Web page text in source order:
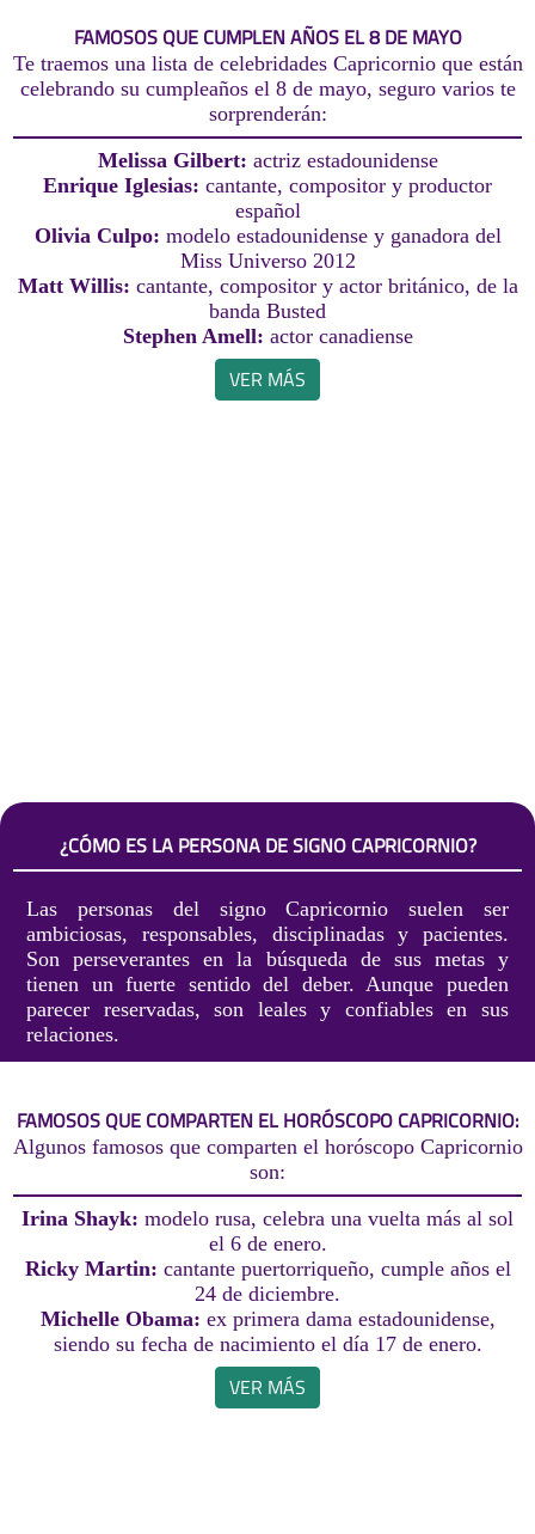
FAMOSOS QUE CUMPLEN AÑOS EL 8 DE MAYO
Te traemos una lista de celebridades Capricornio que están
celebrando su cumpleaños el 8 de mayo, seguro varios te
sorprenderán:
Melissa Gilbert: actriz estadounidense
Enrique Iglesias: cantante, compositor y productor
español
Olivia Culpo: modelo estadounidense y ganadora del
Miss Universo 2012
Matt Willis: cantante, compositor y actor británico, de la
banda Busted
Stephen Amell: actor canadiense
VER MÁS
¿CÓMO ES LA PERSONA DE SIGNO CAPRICORNIO?
Las personas del signo Capricornio suelen ser
ambiciosas, responsables, disciplinadas y pacientes.
Son perseverantes en la búsqueda de sus metas y
tienen un fuerte sentido del deber. Aunque pueden
parecer reservadas, son leales y confiables en sus
relaciones.
FAMOSOS QUE COMPARTEN EL HORÓSCOPO CAPRICORNIO:
Algunos famosos que comparten el horóscopo Capricornio
son:
Irina Shayk: modelo rusa, celebra una vuelta más al sol
el 6 de enero.
Ricky Martin: cantante puertorriqueño, cumple años el
24 de diciembre.
Michelle Obama: ex primera dama estadounidense,
siendo su fecha de nacimiento el día 17 de enero.
VER MÁS